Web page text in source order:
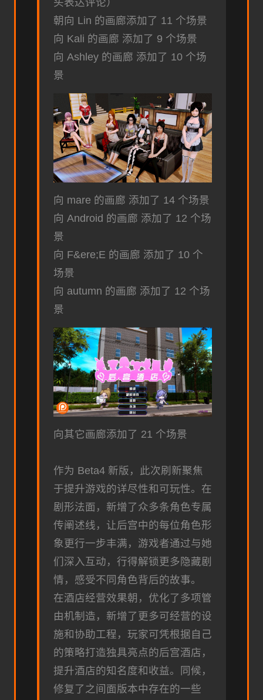
朝向 Lin 的画廊添加了 11 个场景
向 Kali 的画廊 添加了 9 个场景
向 Ashley 的画廊 添加了 10 个场
景
向 mare 的画廊 添加了 14 个场景
向 Android 的画廊 添加了 12 个场
景
向 F&ere;E 的画廊 添加了 10 个
场景
向 autumn 的画廊 添加了 12 个场
景
向其它画廊添加了 21 个场景
作为 Beta4 新版，此次刷新聚焦
于提升游戏的详尽性和可玩性。在
剧形法面，新增了众多条角色专属
传阐述线，让后宫中的每位角色形
象更行一步丰满，游戏者通过与她
们深入互动，行得解锁更多隐藏剧
情，感受不同角色背后的故事。
在酒店经营效果朝，优化了多项管
由机制造，新增了更多可经营的设
施和协助工程，玩家可凭根据自己
的策略打造独具亮点的后宫酒店，
提升酒店的知名度和收益。同候，
修复了之间面版本中存在的一些